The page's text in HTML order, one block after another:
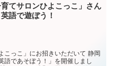
育てサロンひよこっこ」さん
語で遊ぼう！
こっこ」にお招きいただいて 静岡
語であそぼう！」を開催しまし